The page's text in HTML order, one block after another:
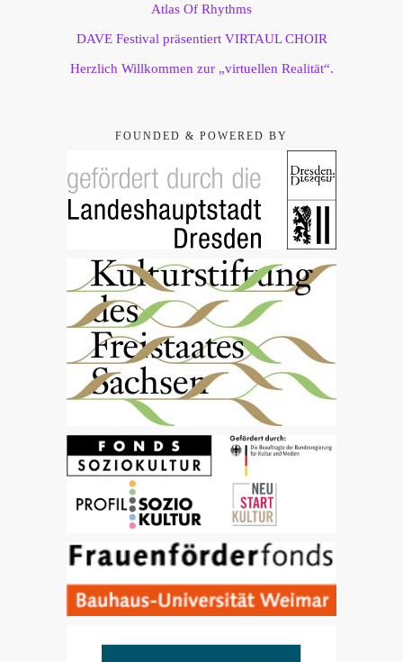
Atlas Of Rhythms
DAVE Festival präsentiert VIRTAUL CHOIR
Herzlich Willkommen zur „virtuellen Realität“.
FOUNDED & POWERED BY